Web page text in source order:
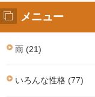
メニュー
雨 (21)
いろんな性格 (77)